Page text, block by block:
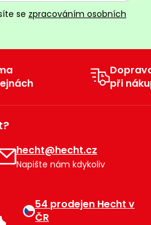
se zpracováním osobních
při
hecht@hecht.cz
Napište nám kdykoliv
54 prodejen Hecht v
ČR